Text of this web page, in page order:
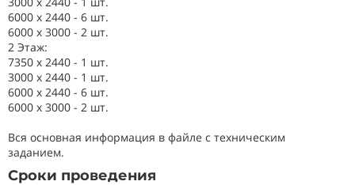
6000 x 2440 - 6 шт.
6000 x 3000 - 2 шт.
2 Этаж:
7350 x 2440 - 1 шт.
3000 x 2440 - 1 шт.
6000 x 2440 - 6 шт.
6000 x 3000 - 2 шт.
Вся основная информация в файле с техническим
заданием.
Сроки проведения